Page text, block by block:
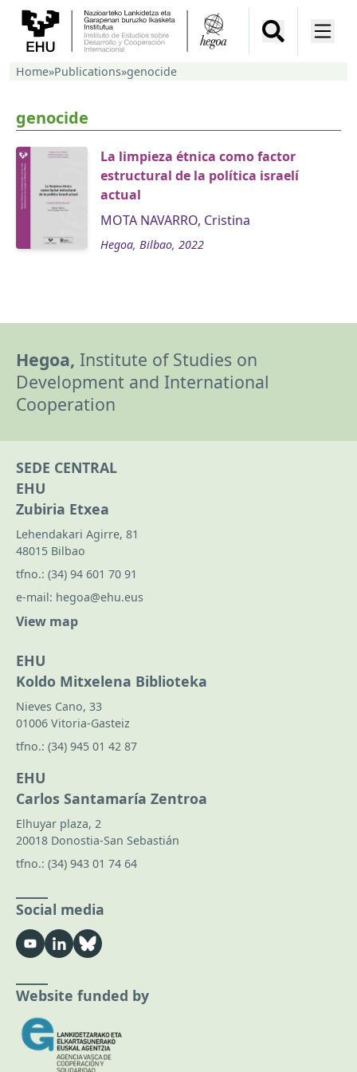
Home»Publications»genocide
genocide
La limpieza étnica como factor
estructural de la política israelí
actual
MOTA NAVARRO, Cristina
Hegoa, Bilbao, 2022
Hegoa, Institute of Studies on
Development and International
Cooperation
SEDE CENTRAL
EHU
Zubiria Etxea
Lehendakari Agirre, 81
48015 Bilbao
tfno.: (34) 94 601 70 91
e-mail: hegoa@ehu.eus
View map
EHU
Koldo Mitxelena Biblioteka
Nieves Cano, 33
01006 Vitoria-Gasteiz
tfno.: (34) 945 01 42 87
EHU
Carlos Santamaría Zentroa
Elhuyar plaza, 2
20018 Donostia-San Sebastián
tfno.: (34) 943 01 74 64
Social media
Website funded by